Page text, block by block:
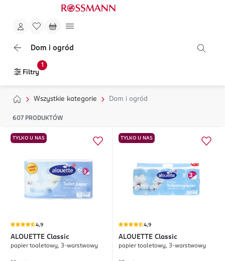
Dom i ogród
Filtry
1
Wszystkie kategorie Dom i ogród
607 PRODUKTÓW
TYLKO U NAS
4,9
ALOUETTE Classic
papier toaletowy, 3-warstwowy
TYLKO U NAS
4,9
ALOUETTE Classic
papier toaletowy, 3-warstwowy